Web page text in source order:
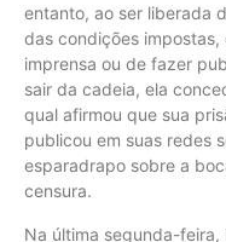
entanto, ao ser liberada
das condições
imprensa ou de fazer
sair da cadeia, ela
qual afirmou que sua
publicou em suas redes
esparadrapo sobre a
censura.
Na última segunda-feira,